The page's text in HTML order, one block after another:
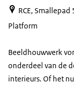
RCE,
Platform
Beeldhouwwerk
onderdeel van de
interieurs. Of het